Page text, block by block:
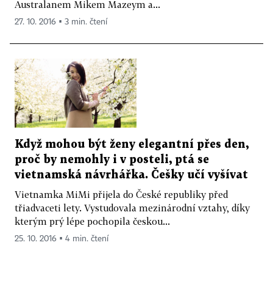
Australanem Mikem Mazeym a...
27. 10. 2016 ▪ 3 min. čtení
Když mohou být ženy elegantní přes den,
proč by nemohly i v posteli, ptá se
vietnamská návrhářka. Češky učí vyšívat
Vietnamka MiMi přijela do České republiky před
třiadvaceti lety. Vystudovala mezinárodní vztahy, díky
kterým prý lépe pochopila českou...
25. 10. 2016 ▪ 4 min. čtení